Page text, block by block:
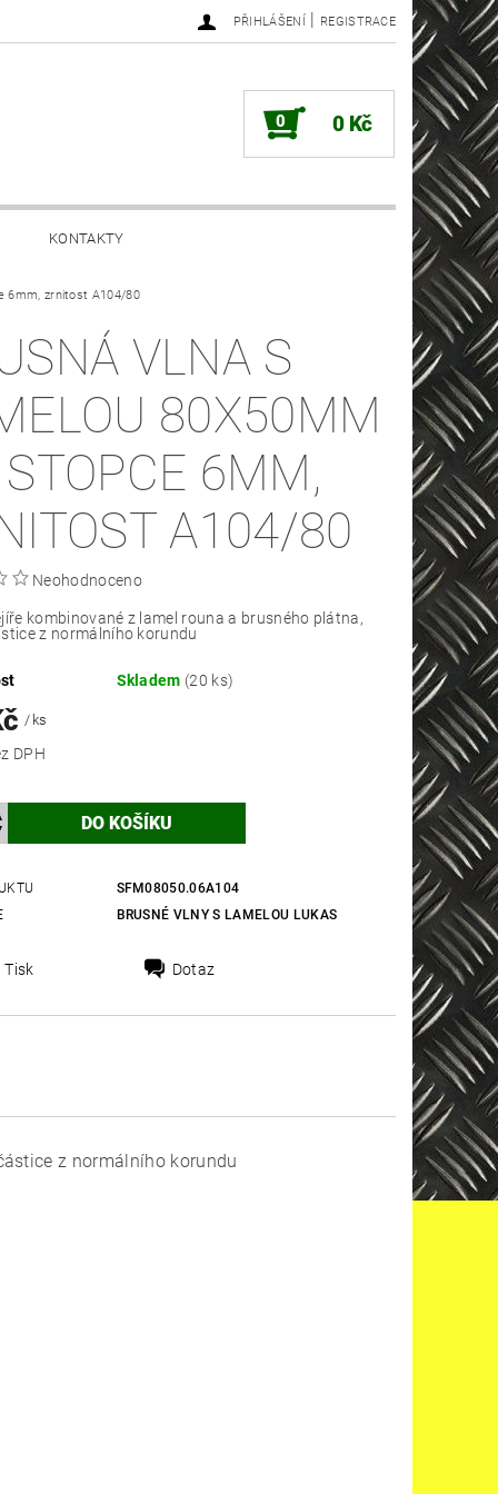
PŘIHLÁŠENÍ | REGISTRACE
0 0 Kč
KONTAKTY
6mm, zrnitost A104/80
VLNA S
80X50MM
6MM,
A104/80
Neohodnoceno
kombinované z lamel rouna a brusného plátna,
z normálního korundu
Skladem (20 ks)
/ ks
bez DPH
SFM08050.06A104
BRUSNÉ VLNY S LAMELOU LUKAS
Tisk Dotaz
z normálního korundu